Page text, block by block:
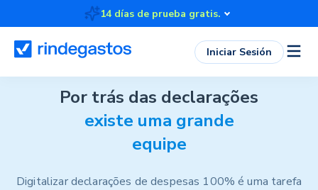
14 días de prueba gratis.
Iniciar Sesión
Por trás das declarações
existe uma grande
equipe
Digitalizar declarações de despesas 100% é uma tarefa